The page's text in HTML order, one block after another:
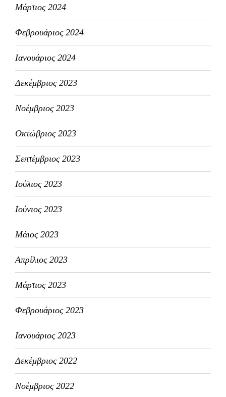
Μάρτιος 2024
Φεβρουάριος 2024
Ιανουάριος 2024
Δεκέμβριος 2023
Νοέμβριος 2023
Οκτώβριος 2023
Σεπτέμβριος 2023
Ιούλιος 2023
Ιούνιος 2023
Μάιος 2023
Απρίλιος 2023
Μάρτιος 2023
Φεβρουάριος 2023
Ιανουάριος 2023
Δεκέμβριος 2022
Νοέμβριος 2022